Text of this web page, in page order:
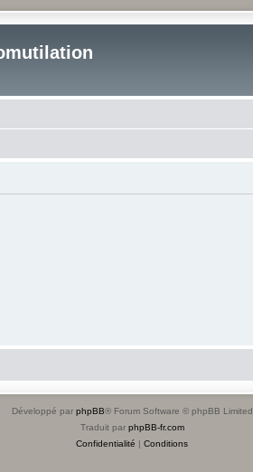
Développé par phpBB® Forum Software © phpBB Limited
Traduit par phpBB-fr.com
Confidentialité | Conditions